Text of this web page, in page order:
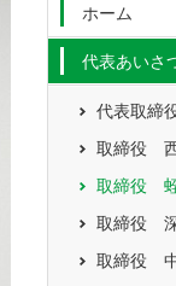
ホーム
代表あいさ
代表取締
取締役
取締役
取締役
取締役